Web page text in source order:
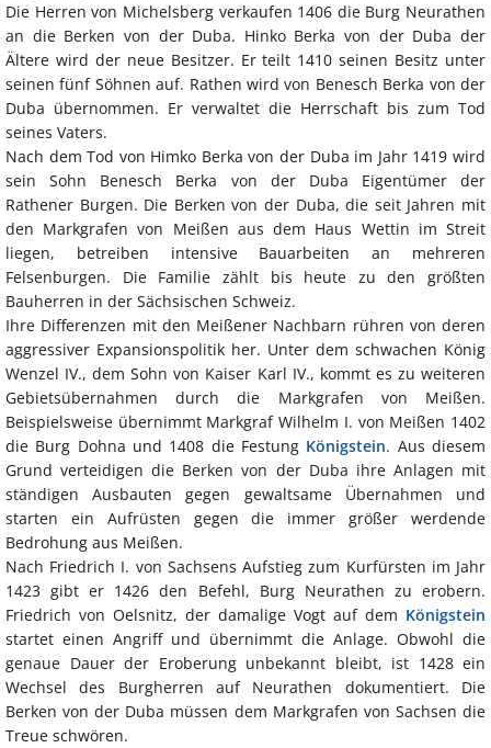
Die Herren von Michelsberg verkaufen 1406 die Burg Neurathen
an die Berken von der Duba. Hinko Berka von der Duba der
Ältere wird der neue Besitzer. Er teilt 1410 seinen Besitz unter
seinen fünf Söhnen auf. Rathen wird von Benesch Berka von der
Duba übernommen. Er verwaltet die Herrschaft bis zum Tod
seines Vaters.
Nach dem Tod von Himko Berka von der Duba im Jahr 1419 wird
sein Sohn Benesch Berka von der Duba Eigentümer der
Rathener Burgen. Die Berken von der Duba, die seit Jahren mit
den Markgrafen von Meißen aus dem Haus Wettin im Streit
liegen, betreiben intensive Bauarbeiten an mehreren
Felsenburgen. Die Familie zählt bis heute zu den größten
Bauherren in der Sächsischen Schweiz.
Ihre Differenzen mit den Meißener Nachbarn rühren von deren
aggressiver Expansionspolitik her. Unter dem schwachen König
Wenzel IV., dem Sohn von Kaiser Karl IV., kommt es zu weiteren
Gebietsübernahmen durch die Markgrafen von Meißen.
Beispielsweise übernimmt Markgraf Wilhelm I. von Meißen 1402
die Burg Dohna und 1408 die Festung Königstein. Aus diesem
Grund verteidigen die Berken von der Duba ihre Anlagen mit
ständigen Ausbauten gegen gewaltsame Übernahmen und
starten ein Aufrüsten gegen die immer größer werdende
Bedrohung aus Meißen.
Nach Friedrich I. von Sachsens Aufstieg zum Kurfürsten im Jahr
1423 gibt er 1426 den Befehl, Burg Neurathen zu erobern.
Friedrich von Oelsnitz, der damalige Vogt auf dem Königstein
startet einen Angriff und übernimmt die Anlage. Obwohl die
genaue Dauer der Eroberung unbekannt bleibt, ist 1428 ein
Wechsel des Burgherren auf Neurathen dokumentiert. Die
Berken von der Duba müssen dem Markgrafen von Sachsen die
Treue schwören.